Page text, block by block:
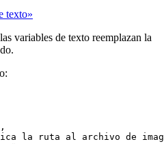
texto»
variables de texto reemplazan la
,
la ruta al archivo de